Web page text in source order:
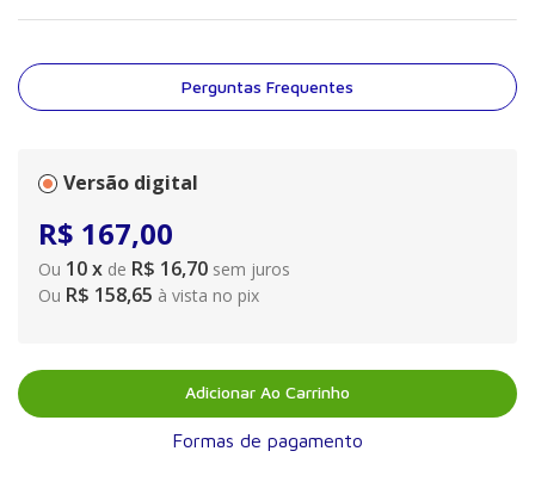
Perguntas Frequentes
Versão digital
R$ 167,00
Ou 10x de R$ 16,70 sem juros
Ou R$ 158,65 à vista no pix
Adicionar Ao Carrinho
Formas de pagamento